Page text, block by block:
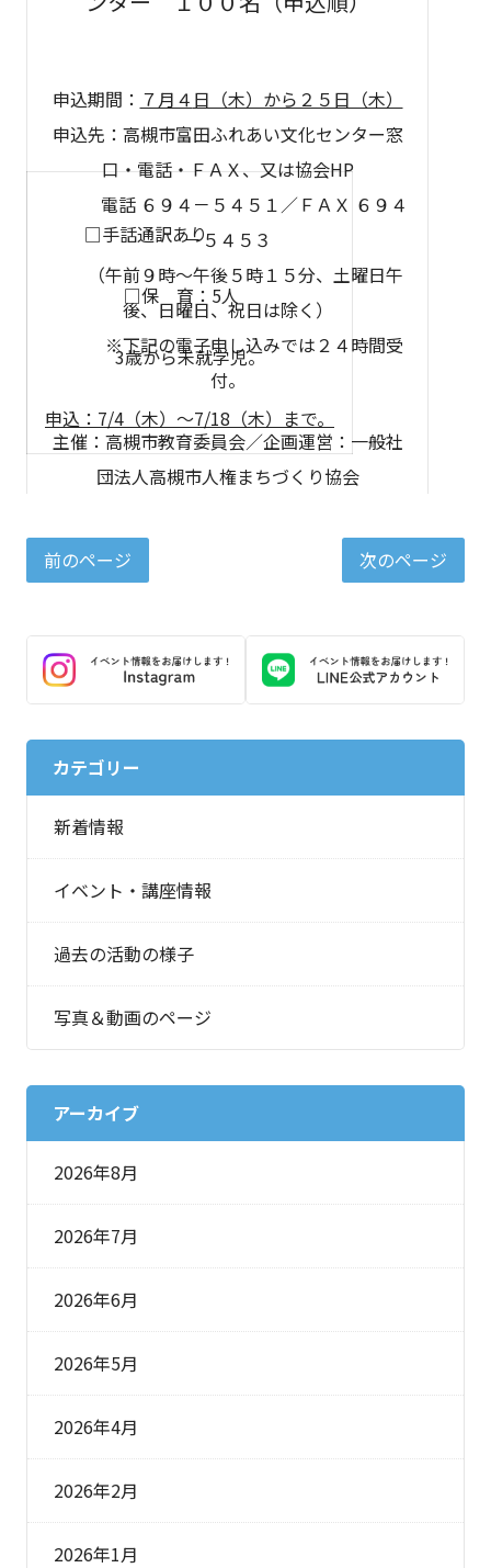
申込期間： ７月４ 日（木）から２５日（木）
申込先：高槻市富田ふれあい文化センター窓
口・電話・ＦＡＸ、又は協会HP
電話 ６９４－５４５１／ＦＡＸ ６９４
－５４５３
（午前９時～午後５時１５分、土曜日午
後、日曜日、祝日は除く）
※下記の電子申し込みでは２４時間受
付。
主催：高槻市教育委員会／企画運営：一般社
団法人高槻市人権まちづくり協会
□手話通訳あり
□保 育：5人
3歳から未就学児。
申込：7/4（木）～7/18（木）まで。
前のページ 次のページ
カテゴリー
新着情報
イベント・講座情報
過去の活動の様子
写真＆動画のページ
アーカイブ
2026年8月
2026年7月
2026年6月
2026年5月
2026年4月
2026年2月
2026年1月